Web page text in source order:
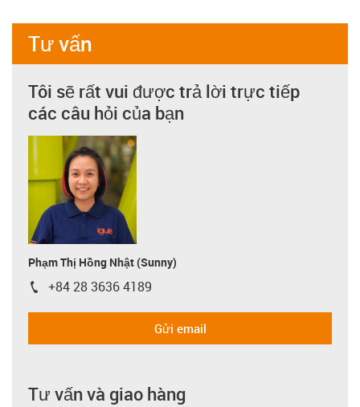
Tư vấn
Tôi sẽ rất vui được trả lời trực tiếp
các câu hỏi của bạn
Phạm Thị Hồng Nhật (Sunny)
igus-icon-phone
+84 28 3636 4189
Gửi email
Tư vấn và giao hàng